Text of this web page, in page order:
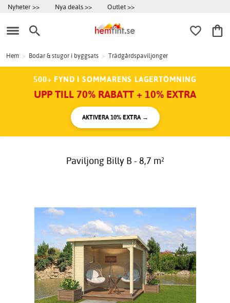
Nyheter >> Nya deals >> Outlet >>
Hem > Bodar & stugor i byggsats > Trädgårdspaviljonger
500+ FYND I SOMMARENS LAGERTÖMNING
UPP TILL 70% RABATT + 10% EXTRA
AKTIVERA 10% EXTRA →
Paviljong Billy B - 8,7 m²